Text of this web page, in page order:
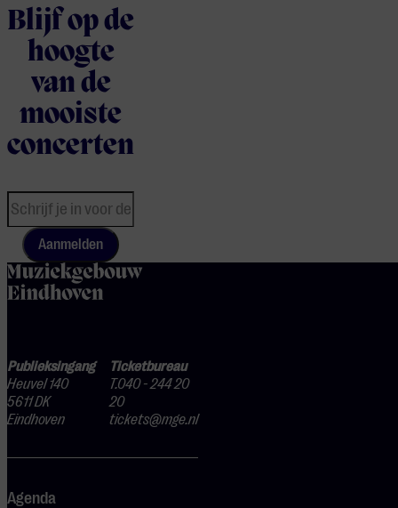
Blijf op de
hoogte
van de
mooiste
concerten
Aanmelden
Publieksingang
Heuvel 140
5611 DK
Eindhoven
Ticketbureau
T.040 - 244 20
20
tickets@mge.nl
Agenda